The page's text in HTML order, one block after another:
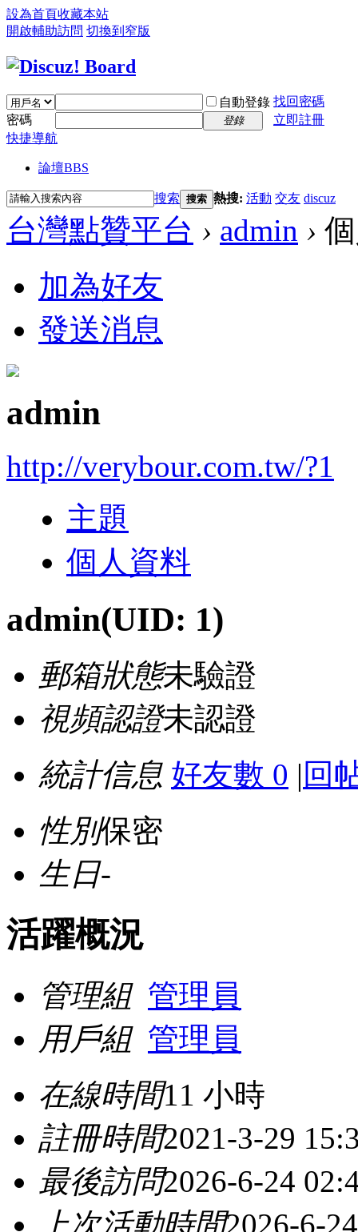
設為首頁收藏本站
開啟輔助訪問 切換到窄版
自動登錄 找回密碼
密碼
登錄
立即註冊
快捷導航
論壇BBS
搜索 搜索 熱搜: 活動 交友 discuz
台灣點贊平台 › admin ›
加為好友
發送消息
admin
http://verybour.com.tw/?1
主題
個人資料
admin(UID: 1)
郵箱狀態未驗證
視頻認證未認證
統計信息 好友數 0 | 回
性別保密
生日-
活躍概況
管理組 管理員
用戶組 管理員
在線時間11 小時
註冊時間2021-3-29
最後訪問2026-6-24
上次活動時間2026-6-